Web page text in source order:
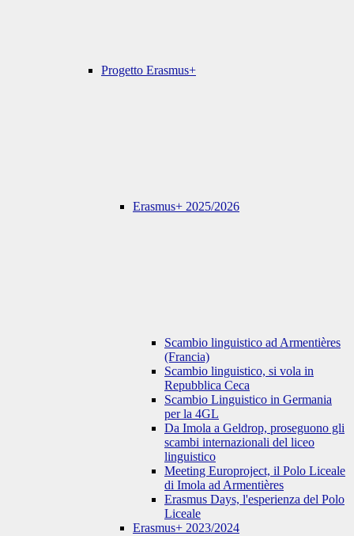
Progetto Erasmus+
Erasmus+ 2025/2026
Scambio linguistico ad Armentières
(Francia)
Scambio linguistico, si vola in
Repubblica Ceca
Scambio Linguistico in Germania
per la 4GL
Da Imola a Geldrop, proseguono gli
scambi internazionali del liceo
linguistico
Meeting Europroject, il Polo Liceale
di Imola ad Armentières
Erasmus Days, l'esperienza del Polo
Liceale
Erasmus+ 2023/2024